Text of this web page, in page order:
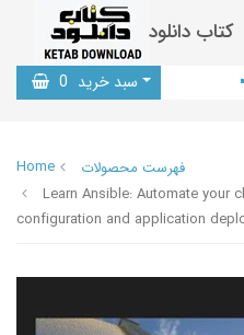
کتاب دانلود
سبد خرید 0
Home
فهرست محصولات
Learn Ansible: Automate your
configuration and application